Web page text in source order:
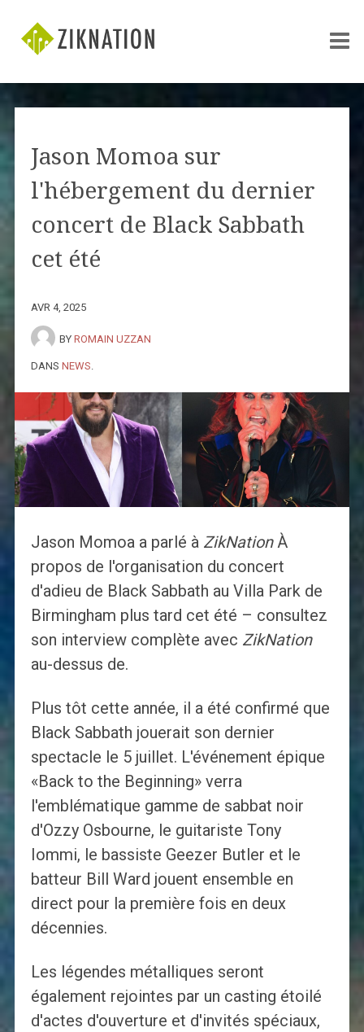
Jason Momoa sur
l'hébergement du dernier
concert de Black Sabbath
cet été
AVR 4, 2025
BY ROMAIN UZZAN
DANS NEWS
Jason Momoa a parlé à ZikNationÀ
propos de l'organisation du concert
d'adieu de Black Sabbath au Villa Park de
Birmingham plus tard cet été – consultez
son interview complète avec ZikNation
au-dessus de.
Plus tôt cette année, il a été confirmé que
Black Sabbath jouerait son dernier
spectacle le 5 juillet. L'événement épique
«Back to the Beginning» verra
l'emblématique gamme de sabbat noir
d'Ozzy Osbourne, le guitariste Tony
Iommi, le bassiste Geezer Butler et le
batteur Bill Ward jouent ensemble en
direct pour la première fois en deux
décennies.
Les légendes métalliques seront
également rejointes par un casting étoilé
d'actes d'ouverture et d'invités spéciaux,